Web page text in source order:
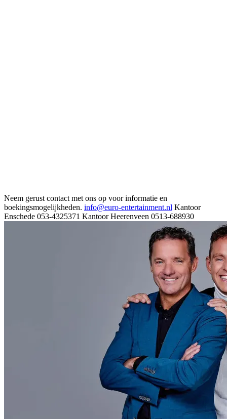
Neem gerust contact met ons op voor informatie en
boekingsmogelijkheden. info@euro-entertainment.nl Kantoor
Enschede 053-4325371 Kantoor Heerenveen 0513-688930